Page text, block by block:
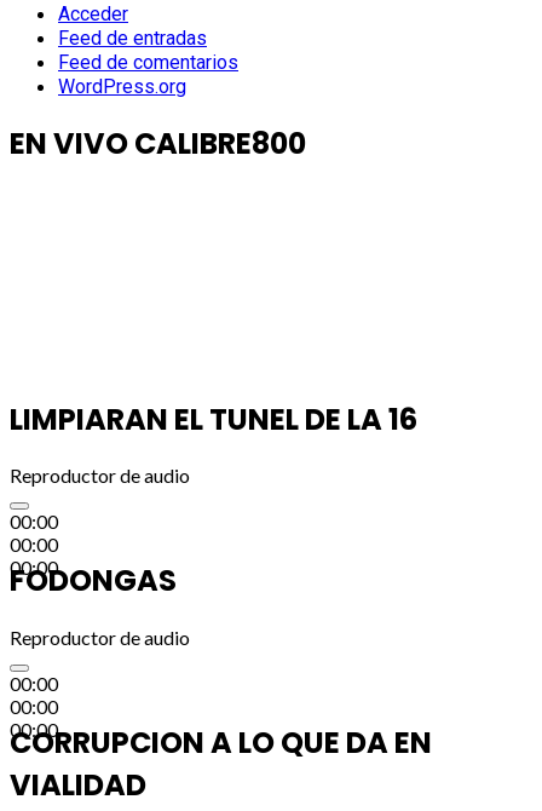
Acceder
Feed de entradas
Feed de comentarios
WordPress.org
EN VIVO CALIBRE800
LIMPIARAN EL TUNEL DE LA 16
Reproductor de audio
00:00
00:00
00:00
FODONGAS
Reproductor de audio
00:00
00:00
00:00
CORRUPCION A LO QUE DA EN
VIALIDAD